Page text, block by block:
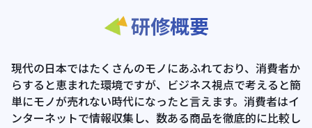
研修概要
現代の日本ではたくさんのモノにあふれており、消費者か
らすると恵まれた環境ですが、ビジネス視点で考えると簡
単にモノが売れない時代になったと言えます。消費者はイ
ンターネットで情報収集し、数ある商品を徹底的に比較し